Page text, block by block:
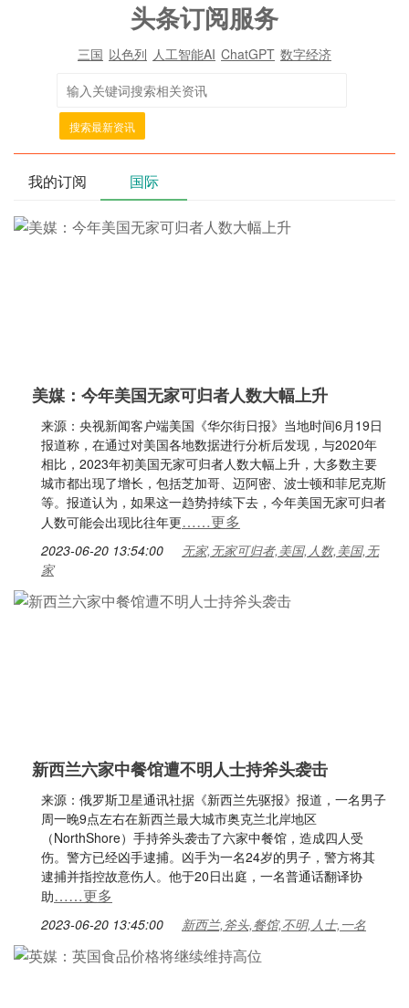
头条订阅服务
三国 以色列 人工智能AI ChatGPT 数字经济
搜索最新资讯
我的订阅 国际
美媒：今年美国无家可归者人数大幅上升
来源：央视新闻客户端美国《华尔街日报》当地时间6月19日
报道称，在通过对美国各地数据进行分析后发现，与2020年
相比，2023年初美国无家可归者人数大幅上升，大多数主要
城市都出现了增长，包括芝加哥、迈阿密、波士顿和菲尼克斯
等。报道认为，如果这一趋势持续下去，今年美国无家可归者
人数可能会出现比往年更……更多
2023-06-20 13:54:00
无家,无家可归者,美国,人数,美国,无
家
新西兰六家中餐馆遭不明人士持斧头袭击
来源：俄罗斯卫星通讯社据《新西兰先驱报》报道，一名男子
周一晚9点左右在新西兰最大城市奥克兰北岸地区
（NorthShore）手持斧头袭击了六家中餐馆，造成四人受
伤。警方已经凶手逮捕。凶手为一名24岁的男子，警方将其
逮捕并指控故意伤人。他于20日出庭，一名普通话翻译协
助……更多
2023-06-20 13:45:00 新西兰,斧头,餐馆,不明,人士,一名